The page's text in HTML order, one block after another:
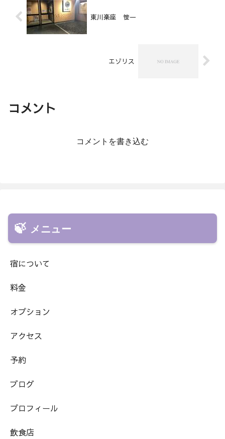
東川楽座 笹一
エゾリス
コメント
コメントを書き込む
メニュー
宿について
料金
オプション
アクセス
予約
ブログ
プロフィール
飲食店